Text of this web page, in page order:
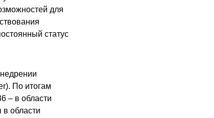
для
статус
). По итогам
– в области
области